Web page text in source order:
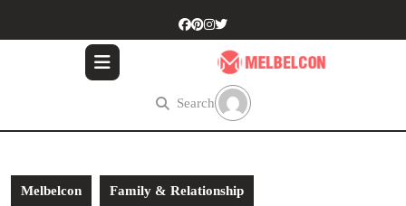
Search
Melbelcon Family & Relationship